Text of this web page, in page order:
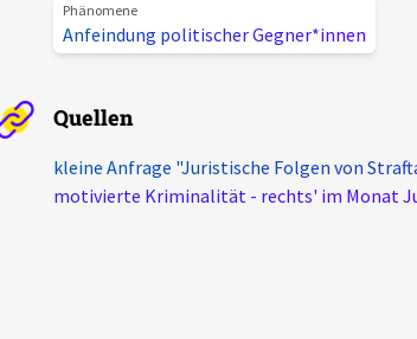
Phänomene
Anfeindung politischer Gegner*innen
Quellen
kleine Anfrage "Juristische Folgen von
motivierte Kriminalität - rechts' im Monat